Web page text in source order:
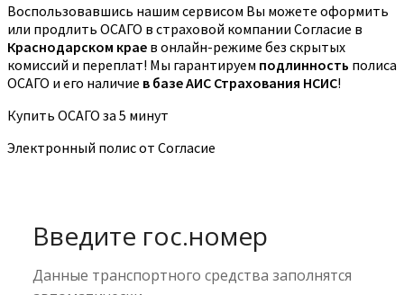
Воспользовавшись нашим сервисом Вы можете оформить
или продлить ОСАГО в страховой компании Согласие в
Краснодарском крае в онлайн-режиме без скрытых
комиссий и переплат! Мы гарантируем подлинность полиса
ОСАГО и его наличие в базе АИС Страхования НСИС!
Купить ОСАГО за 5 минут
Электронный полис от Согласие